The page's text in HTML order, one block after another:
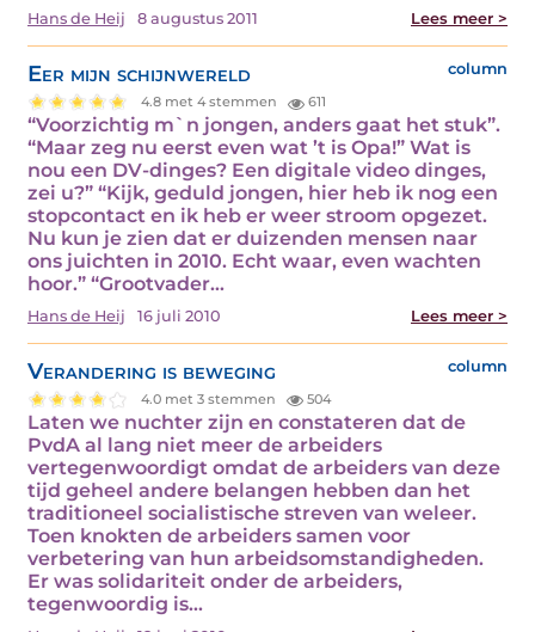
Hans de Heij 8 augustus 2011 Lees meer >
Eer mijn schijnwereld column
4.8 met 4 stemmen 611
“Voorzichtig m`n jongen, anders gaat het stuk”.
“Maar zeg nu eerst even wat ’t is Opa!” Wat is
nou een DV-dinges? Een digitale video dinges,
zei u?” “Kijk, geduld jongen, hier heb ik nog een
stopcontact en ik heb er weer stroom opgezet.
Nu kun je zien dat er duizenden mensen naar
ons juichten in 2010. Echt waar, even wachten
hoor.” “Grootvader…
Hans de Heij 16 juli 2010 Lees meer >
Verandering is beweging column
4.0 met 3 stemmen 504
Laten we nuchter zijn en constateren dat de
PvdA al lang niet meer de arbeiders
vertegenwoordigt omdat de arbeiders van deze
tijd geheel andere belangen hebben dan het
traditioneel socialistische streven van weleer.
Toen knokten de arbeiders samen voor
verbetering van hun arbeidsomstandigheden.
Er was solidariteit onder de arbeiders,
tegenwoordig is…